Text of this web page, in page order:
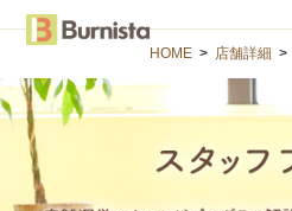
HOME > 店舗詳細 >